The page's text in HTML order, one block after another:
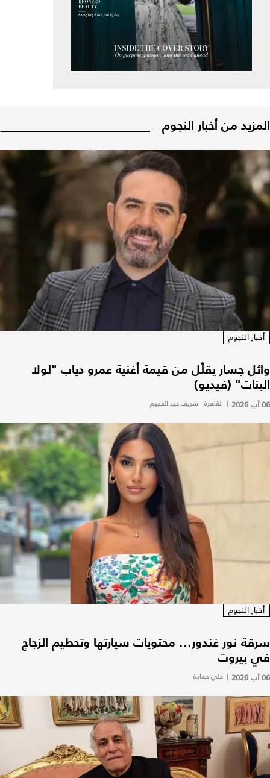
المزيد من أخبار النجوم
أخبار النجوم
وائل جسار يقلّل من قيمة أغنية عمرو دياب "لولا
البنات" (فيديو)
06 آب 2026 | القاهرة - شريف عبد الفهيم
أخبار النجوم
سرقة نور غندور... محتويات سيارتها وتحطيم الزجاج
في بيروت
06 آب 2026 | علي حمادة